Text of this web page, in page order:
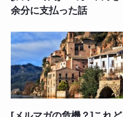
余分に支払った話